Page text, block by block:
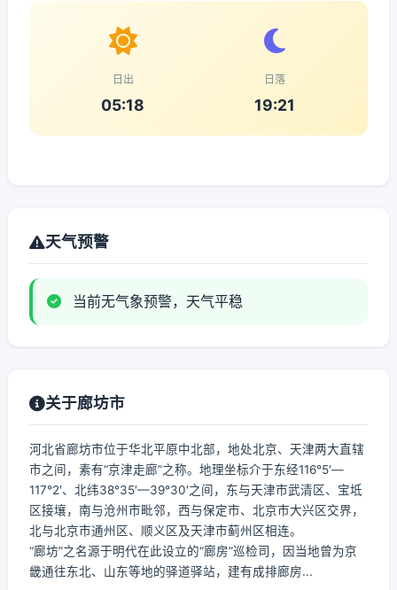
日出
05:18
日落
19:21
天气预警
当前无气象预警，天气平稳
关于廊坊市
河北省廊坊市位于华北平原中北部，地处北京、天津两大直辖
市之间，素有“京津走廊”之称。地理坐标介于东经116°5′—
117°2′、北纬38°35′—39°30′之间，东与天津市武清区、宝坻
区接壤，南与沧州市毗邻，西与保定市、北京市大兴区交界，
北与北京市通州区、顺义区及天津市蓟州区相连。
“廊坊”之名源于明代在此设立的“廊房”巡检司，因当地曾为京
畿通往东北、山东等地的驿道驿站，建有成排廊房...